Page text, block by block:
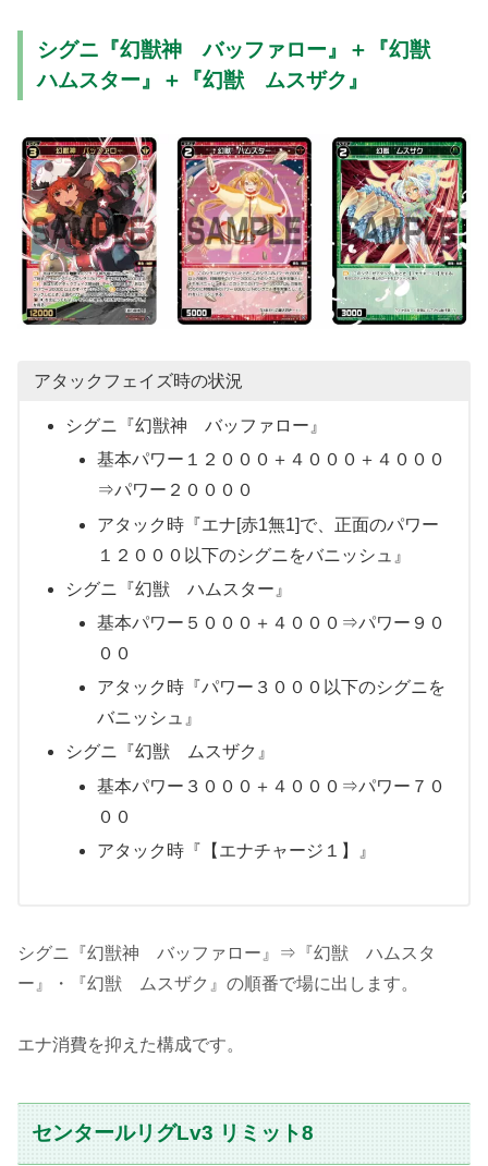
シグニ『幻獣神 バッファロー』＋『幻獣
ハムスター』＋『幻獣 ムスザク』
アタックフェイズ時の状況
シグニ『幻獣神 バッファロー』
基本パワー１２０００＋４０００＋４０００
⇒パワー２００００
アタック時『エナ[赤1無1]で、正面のパワー
１２０００以下のシグニをバニッシュ』
シグニ『幻獣 ハムスター』
基本パワー５０００＋４０００⇒パワー９０
００
アタック時『パワー３０００以下のシグニを
バニッシュ』
シグニ『幻獣 ムスザク』
基本パワー３０００＋４０００⇒パワー７０
００
アタック時『【エナチャージ１】』
シグニ『幻獣神 バッファロー』⇒『幻獣 ハムスタ
ー』・『幻獣 ムスザク』の順番で場に出します。
エナ消費を抑えた構成です。
センタールリグLv3 リミット8